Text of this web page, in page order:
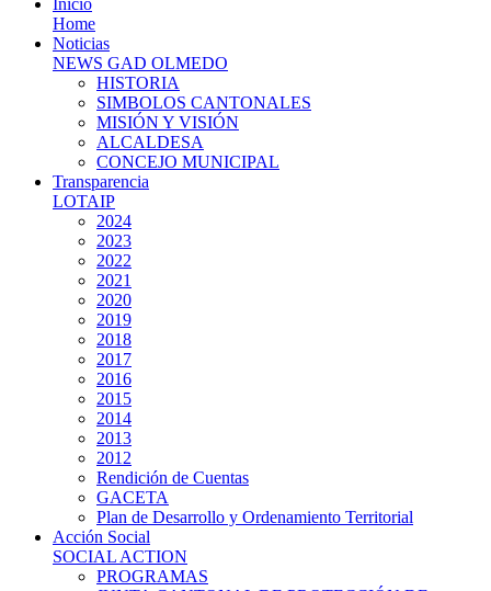
Home
Noticias
NEWS GAD OLMEDO
HISTORIA
SIMBOLOS CANTONALES
MISIÓN Y VISIÓN
ALCALDESA
CONCEJO MUNICIPAL
Transparencia
LOTAIP
2024
2023
2022
2021
2020
2019
2018
2017
2016
2015
2014
2013
2012
Rendición de Cuentas
GACETA
Plan de Desarrollo y Ordenamiento Territorial
Acción Social
SOCIAL ACTION
PROGRAMAS